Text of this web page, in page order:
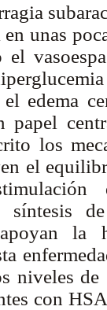
unas
el
el edema
papel
los
el
la
niveles de
con